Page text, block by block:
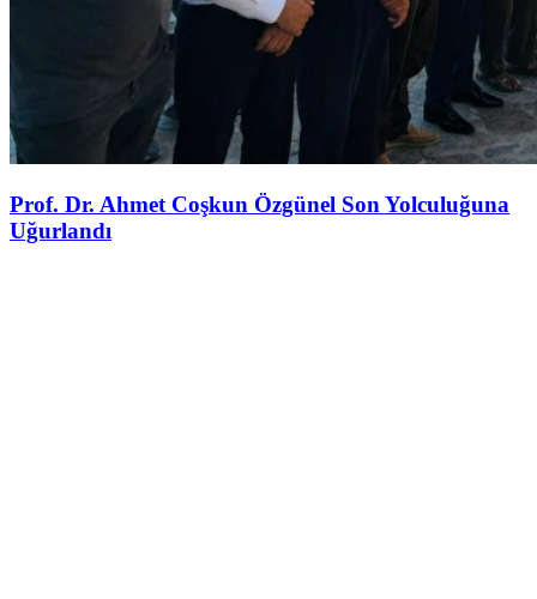
Prof. Dr. Ahmet Coşkun Özgünel Son Yolculuğuna
Uğurlandı